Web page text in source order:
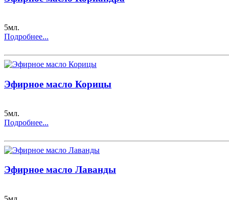
5мл.
Подробнее...
Эфирное масло Корицы
5мл.
Подробнее...
Эфирное масло Лаванды